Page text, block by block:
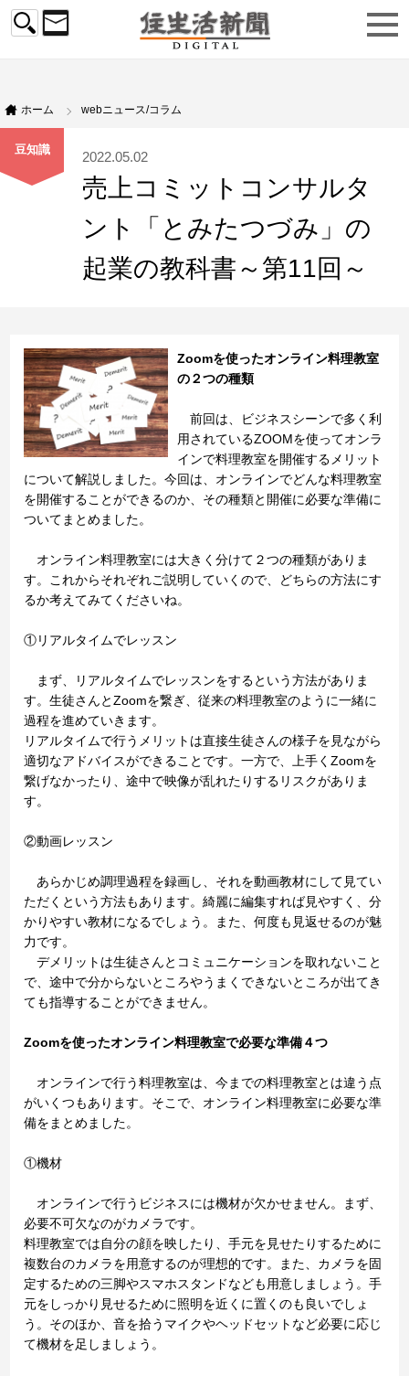
ホーム webニュース/コラム
豆知識 2022.05.02
売上コミットコンサルタ
ント「とみたつづみ」の
起業の教科書～第11回～
Zoomを使ったオンライン料理教室
の２つの種類
前回は、ビジネスシーンで多く利
用されているZOOMを使ってオンラ
インで料理教室を開催するメリット
について解説しました。今回は、オンラインでどんな料理教室
を開催することができるのか、その種類と開催に必要な準備に
ついてまとめました。
オンライン料理教室には大きく分けて２つの種類がありま
す。これからそれぞれご説明していくので、どちらの方法にす
るか考えてみてくださいね。
①リアルタイムでレッスン
まず、リアルタイムでレッスンをするという方法がありま
す。生徒さんとZoomを繋ぎ、従来の料理教室のように一緒に
過程を進めていきます。
リアルタイムで行うメリットは直接生徒さんの様子を見ながら
適切なアドバイスができることです。一方で、上手くZoomを
繋げなかったり、途中で映像が乱れたりするリスクがありま
す。
②動画レッスン
あらかじめ調理過程を録画し、それを動画教材にして見てい
ただくという方法もあります。綺麗に編集すれば見やすく、分
かりやすい教材になるでしょう。また、何度も見返せるのが魅
力です。
デメリットは生徒さんとコミュニケーションを取れないこと
で、途中で分からないところやうまくできないところが出てき
ても指導することができません。
Zoomを使ったオンライン料理教室で必要な準備４つ
オンラインで行う料理教室は、今までの料理教室とは違う点
がいくつもあります。そこで、オンライン料理教室に必要な準
備をまとめました。
①機材
オンラインで行うビジネスには機材が欠かせません。まず、
必要不可欠なのがカメラです。
料理教室では自分の顔を映したり、手元を見せたりするために
複数台のカメラを用意するのが理想的です。また、カメラを固
定するための三脚やスマホスタンドなども用意しましょう。手
元をしっかり見せるために照明を近くに置くのも良いでしょ
う。そのほか、音を拾うマイクやヘッドセットなど必要に応じ
て機材を足しましょう。